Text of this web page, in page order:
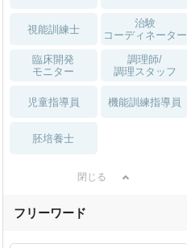
視能訓練士
治験
コーディネーター
臨床開発
モニター
調理師/
調理スタッフ
児童指導員 機能訓練指導員
胚培養士
閉じる
フリーワード